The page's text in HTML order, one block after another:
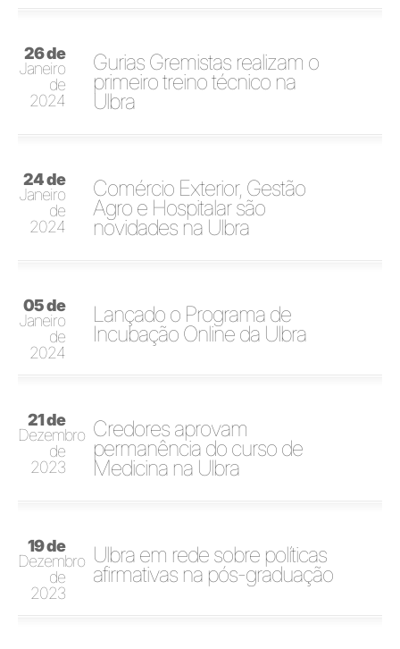
26 de
Janeiro
de
2024
Gurias Gremistas realizam o
primeiro treino técnico na
Ulbra
24 de
Janeiro
de
2024
Comércio Exterior, Gestão
Agro e Hospitalar são
novidades na Ulbra
05 de
Janeiro
de
2024
Lançado o Programa de
Incubação Online da Ulbra
21 de
Dezembro
de
2023
Credores aprovam
permanência do curso de
Medicina na Ulbra
19 de
Dezembro
de
2023
Ulbra em rede sobre políticas
afirmativas na pós-graduação